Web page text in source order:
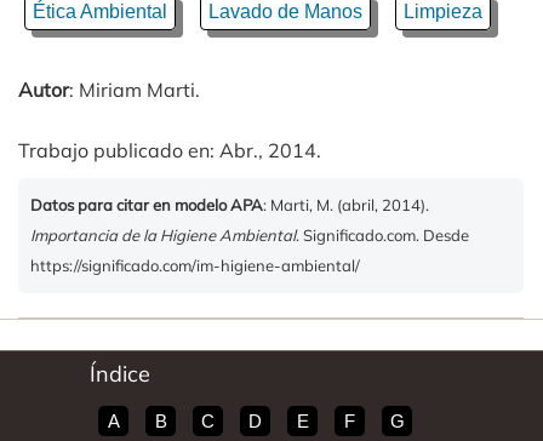
Ética Ambiental Lavado de Manos Limpieza
Autor: Miriam Marti.
Trabajo publicado en: Abr., 2014.
Datos para citar en modelo APA: Marti, M. (abril, 2014).
Importancia de la Higiene Ambiental. Significado.com. Desde
https://significado.com/im-higiene-ambiental/
Índice
A B C D E F G